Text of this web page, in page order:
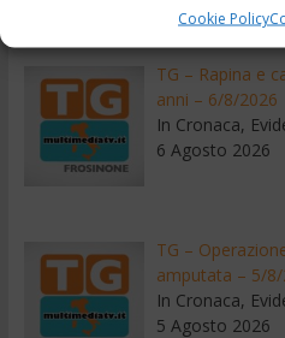
Cookie Policy
TG – Rapina e
anni – 6/8/2026
In Cronaca,
6 Agosto 2026
TG –
amputata – 5/8/
In Cronaca,
5 Agosto 2026